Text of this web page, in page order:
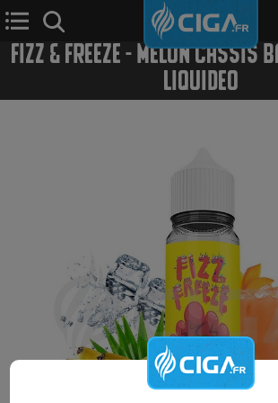
FIZZ & FREEZE - MELON CASSIS
LIQUIDEO